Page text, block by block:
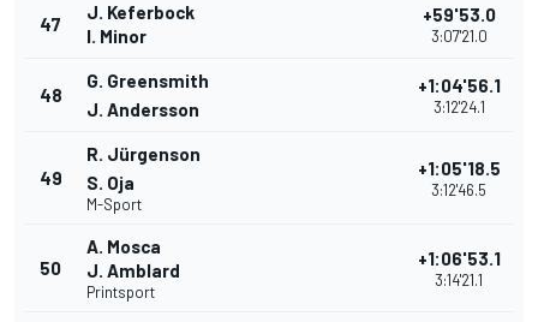
47
J. Keferbock
I. Minor
+59'53.0
3:07'21.0
48
G. Greensmith
J. Andersson
+1:04'56.1
3:12'24.1
49
R. Jürgenson
S. Oja
M-Sport
+1:05'18.5
3:12'46.5
50
A. Mosca
J. Amblard
Printsport
+1:06'53.1
3:14'21.1